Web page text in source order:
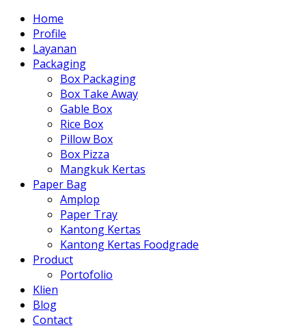
Home
Profile
Layanan
Packaging
Box Packaging
Box Take Away
Gable Box
Rice Box
Pillow Box
Box Pizza
Mangkuk Kertas
Paper Bag
Amplop
Paper Tray
Kantong Kertas
Kantong Kertas Foodgrade
Product
Portofolio
Klien
Blog
Contact